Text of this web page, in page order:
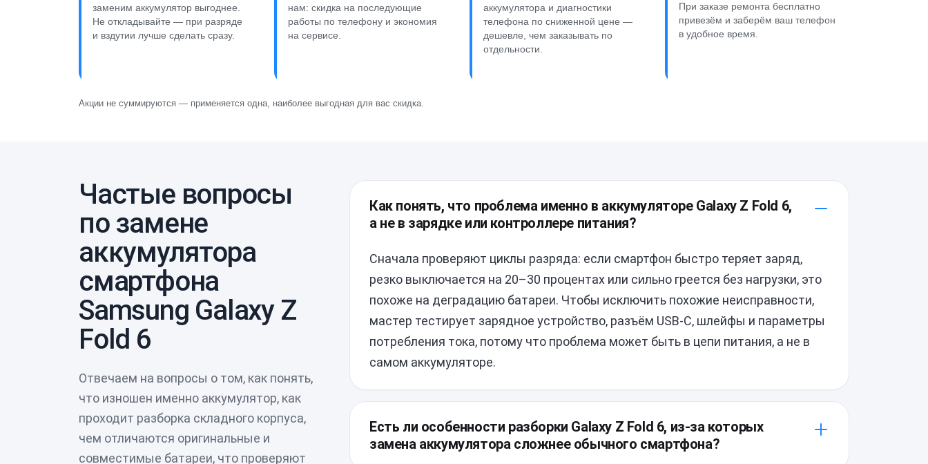
заменим аккумулятор выгоднее.
Не откладывайте — при разряде
и вздутии лучше сделать сразу.
нам: скидка на последующие
работы по телефону и экономия
на сервисе.
аккумулятора и диагностики
телефона по сниженной цене —
дешевле, чем заказывать по
отдельности.
При заказе ремонта бесплатно
привезём и заберём ваш телефон
в удобное время.
Акции не суммируются — применяется одна, наиболее выгодная для вас скидка.
Частые вопросы
по замене
аккумулятора
смартфона
Samsung Galaxy Z
Fold 6
Отвечаем на вопросы о том, как понять,
что изношен именно аккумулятор, как
проходит разборка складного корпуса,
чем отличаются оригинальные и
совместимые батареи, что проверяют
Как понять, что проблема именно в аккумуляторе Galaxy Z Fold 6,
а не в зарядке или контроллере питания?
Сначала проверяют циклы разряда: если смартфон быстро теряет заряд,
резко выключается на 20–30 процентах или сильно греется без нагрузки, это
похоже на деградацию батареи. Чтобы исключить похожие неисправности,
мастер тестирует зарядное устройство, разъём USB-C, шлейфы и параметры
потребления тока, потому что проблема может быть в цепи питания, а не в
самом аккумуляторе.
Есть ли особенности разборки Galaxy Z Fold 6, из-за которых
замена аккумулятора сложнее обычного смартфона?